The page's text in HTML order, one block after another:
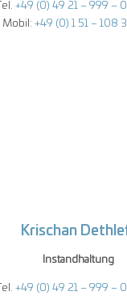
Tel.+49 (0) 49 21 – 999 –
Mobil:+49 (0) 1 51 – 108
Krischan
Instandhaltung
Tel.+49 (0) 49 21 – 999 –